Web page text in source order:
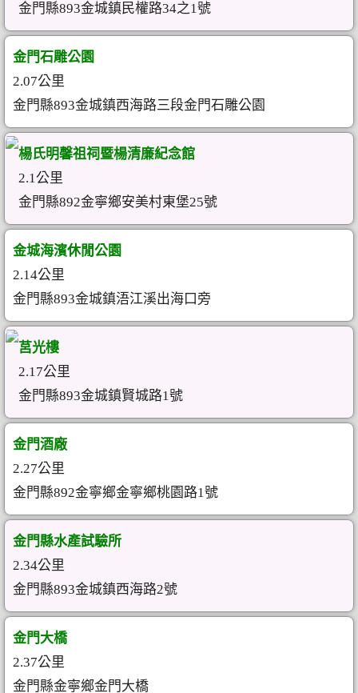
金門縣893金城鎮民權路34之1號
金門石雕公園
2.07公里
金門縣893金城鎮西海路三段金門石雕公園
楊氏明馨祖祠暨楊清廉紀念館
2.1公里
金門縣892金寧鄉安美村東堡25號
金城海濱休閒公園
2.14公里
金門縣893金城鎮浯江溪出海口旁
莒光樓
2.17公里
金門縣893金城鎮賢城路1號
金門酒廠
2.27公里
金門縣892金寧鄉金寧鄉桃園路1號
金門縣水產試驗所
2.34公里
金門縣893金城鎮西海路2號
金門大橋
2.37公里
金門縣金寧鄉金門大橋